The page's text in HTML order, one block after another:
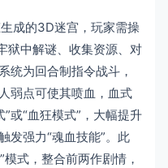
成的3D迷宫，玩家需操
狱中解谜、收集资源、对
统为回合制指令战斗，
弱点可使其喷血，血式
或“血狂模式”，大幅提升
发强力“魂血技能”。此
式，整合前两作剧情，